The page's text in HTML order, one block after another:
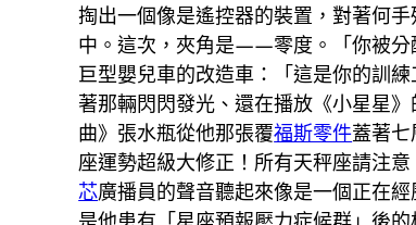
掏出一個像是遙控器的裝置，對著何
中。這次，夾角是——零度。「你被分
巨型嬰兒車的改造車：「這是你的訓
著那輛閃閃發光、還在播放《小星星
曲》張水瓶從他那張覆福斯零件蓋著
座運勢超級大修正！所有天秤座請注
芯廣播員的聲音聽起來像是一個正在